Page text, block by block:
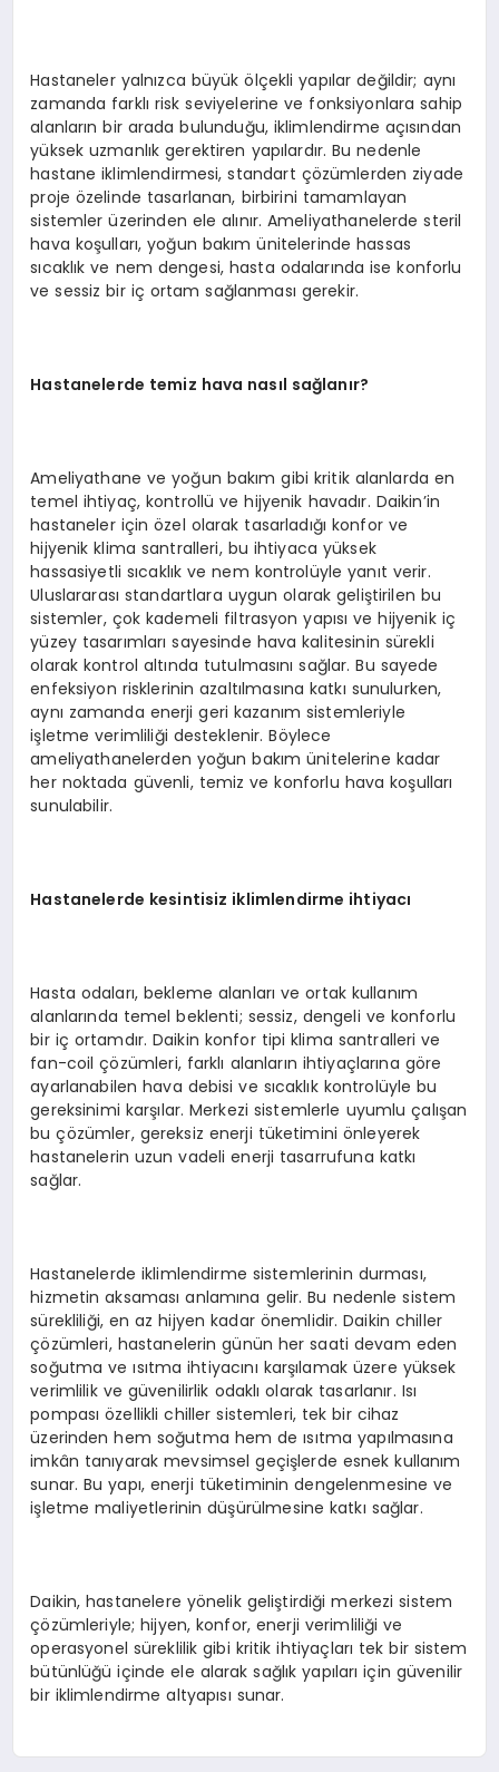
Hastaneler yalnızca büyük ölçekli yapılar değildir; aynı
zamanda farklı risk seviyelerine ve fonksiyonlara sahip
alanların bir arada bulunduğu, iklimlendirme açısından
yüksek uzmanlık gerektiren yapılardır. Bu nedenle
hastane iklimlendirmesi, standart çözümlerden ziyade
proje özelinde tasarlanan, birbirini tamamlayan
sistemler üzerinden ele alınır. Ameliyathanelerde steril
hava koşulları, yoğun bakım ünitelerinde hassas
sıcaklık ve nem dengesi, hasta odalarında ise konforlu
ve sessiz bir iç ortam sağlanması gerekir.
Hastanelerde temiz hava nasıl sağlanır?
Ameliyathane ve yoğun bakım gibi kritik alanlarda en
temel ihtiyaç, kontrollü ve hijyenik havadır. Daikin’in
hastaneler için özel olarak tasarladığı konfor ve
hijyenik klima santralleri, bu ihtiyaca yüksek
hassasiyetli sıcaklık ve nem kontrolüyle yanıt verir.
Uluslararası standartlara uygun olarak geliştirilen bu
sistemler, çok kademeli filtrasyon yapısı ve hijyenik iç
yüzey tasarımları sayesinde hava kalitesinin sürekli
olarak kontrol altında tutulmasını sağlar. Bu sayede
enfeksiyon risklerinin azaltılmasına katkı sunulurken,
aynı zamanda enerji geri kazanım sistemleriyle
işletme verimliliği desteklenir. Böylece
ameliyathanelerden yoğun bakım ünitelerine kadar
her noktada güvenli, temiz ve konforlu hava koşulları
sunulabilir.
Hastanelerde kesintisiz iklimlendirme ihtiyacı
Hasta odaları, bekleme alanları ve ortak kullanım
alanlarında temel beklenti; sessiz, dengeli ve konforlu
bir iç ortamdır. Daikin konfor tipi klima santralleri ve
fan-coil çözümleri, farklı alanların ihtiyaçlarına göre
ayarlanabilen hava debisi ve sıcaklık kontrolüyle bu
gereksinimi karşılar. Merkezi sistemlerle uyumlu çalışan
bu çözümler, gereksiz enerji tüketimini önleyerek
hastanelerin uzun vadeli enerji tasarrufuna katkı
sağlar.
Hastanelerde iklimlendirme sistemlerinin durması,
hizmetin aksaması anlamına gelir. Bu nedenle sistem
sürekliliği, en az hijyen kadar önemlidir. Daikin chiller
çözümleri, hastanelerin günün her saati devam eden
soğutma ve ısıtma ihtiyacını karşılamak üzere yüksek
verimlilik ve güvenilirlik odaklı olarak tasarlanır. Isı
pompası özellikli chiller sistemleri, tek bir cihaz
üzerinden hem soğutma hem de ısıtma yapılmasına
imkân tanıyarak mevsimsel geçişlerde esnek kullanım
sunar. Bu yapı, enerji tüketiminin dengelenmesine ve
işletme maliyetlerinin düşürülmesine katkı sağlar.
Daikin, hastanelere yönelik geliştirdiği merkezi sistem
çözümleriyle; hijyen, konfor, enerji verimliliği ve
operasyonel süreklilik gibi kritik ihtiyaçları tek bir sistem
bütünlüğü içinde ele alarak sağlık yapıları için güvenilir
bir iklimlendirme altyapısı sunar.